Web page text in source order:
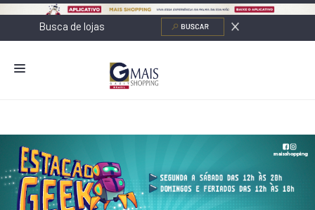
ALIMENTAÇÃO
CONTATO